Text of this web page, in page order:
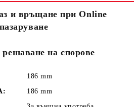
за лични данни
в рамките на работния ден.
и връщане при Online
пазаруване
на спорове
186mm
186mm